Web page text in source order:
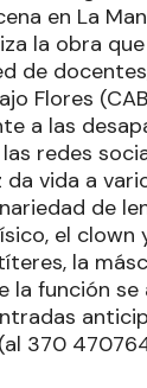
en La
la obra
de
Flores
a las
redes
vida a
de
el clown
la
la función
370